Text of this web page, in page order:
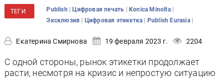
ТЕГИ Publish |Цифровая печать |Konica Minolta |
Эксклюзив | Цифровая этикетка | Publish Eurasia |
Екатерина Смирнова 19 февраля 2023 г. 2204
С одной стороны, рынок этикетки продолжает
расти, несмотря на кризис и непростую ситуацию